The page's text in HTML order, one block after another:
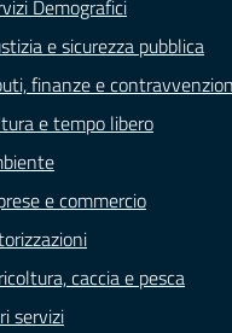
Demografici
e sicurezza pubblica
finanze e
e tempo libero
e commercio
caccia e pesca
servizi